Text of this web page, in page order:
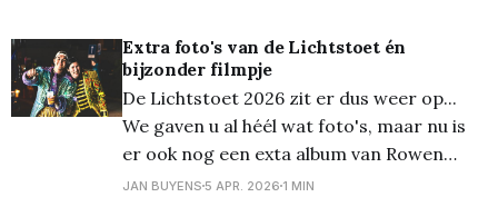
Extra foto's van de Lichtstoet én
bijzonder filmpje
De Lichtstoet 2026 zit er dus weer op...
We gaven u al héél wat foto's, maar nu is
er ook nog een exta album van Rowen
Boons, te bekijken op Flickr. En tevens een
JAN BUYENS 5 APR. 2026 1 MIN